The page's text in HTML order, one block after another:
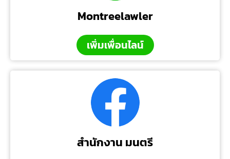
Montreelawler
เพิ่มเพื่อนไลน์
สำนักงาน มนตรี